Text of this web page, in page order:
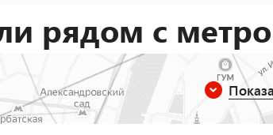
рядом с